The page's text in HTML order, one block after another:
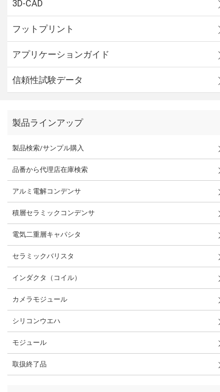
3D-CAD
フットプリント
アプリケーションガイド
信頼性試験データ
製品ラインアップ
製品検索/サンプル購入
品番から代理店在庫検索
アルミ電解コンデンサ
積層セラミックコンデンサ
電気二重層キャパシタ
セラミックバリスタ
インダクタ（コイル）
カメラモジュール
シリコンウエハ
モジュール
取扱終了品